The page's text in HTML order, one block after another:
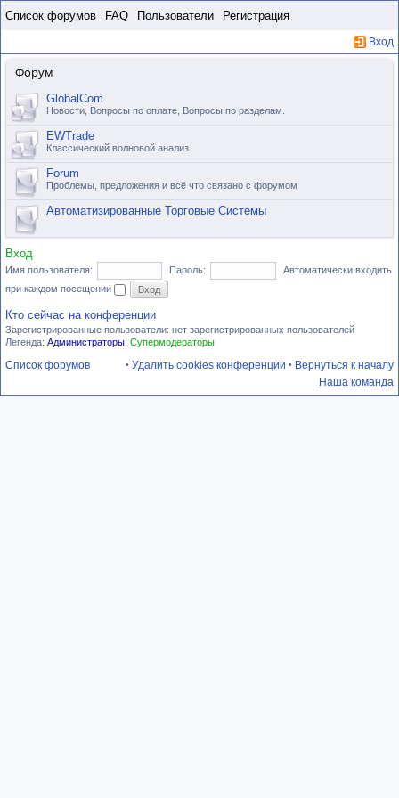
Список форумов FAQ Пользователи Регистрация
Вход
Форум
GlobalCom
Новости, Вопросы по оплате, Вопросы по разделам.
EWTrade
Классический волновой анализ
Forum
Проблемы, предложения и всё что связано с форумом
Автоматизированные Торговые Системы
Вход
Имя пользователя: Пароль:
Автоматически входить
при каждом посещении
Кто сейчас на конференции
Зарегистрированные пользователи: нет зарегистрированных пользователей
Легенда: Администраторы Супермодераторы
Список форумов • Вернуться к началу
• Удалить cookies конференции
Наша команда